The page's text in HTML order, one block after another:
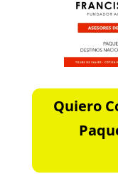
Quiero